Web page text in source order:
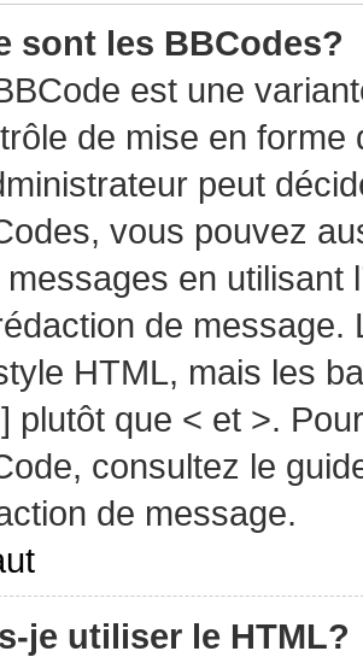
sont les BBCodes?
est une
de mise en forme
peut
vous pouvez
en utilisant
de message.
HTML, mais les
plutôt que < et >.
consultez le
de message.
je utiliser le HTML?